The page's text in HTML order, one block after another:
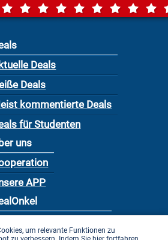
Deals
Deals
kommentierte Deals
für Studenten
uns
APP
um relevante Funktionen zu